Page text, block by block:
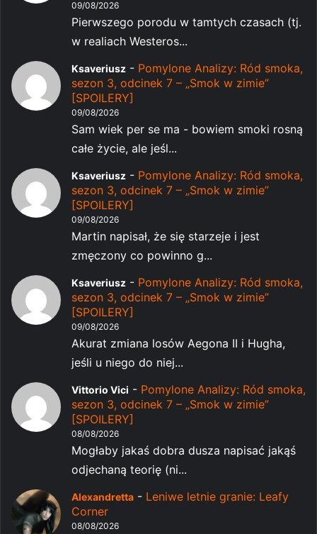
09/08/2026
Pierwszego porodu w tamtych czasach (tj.
w realiach Westeros...
Ksaveriusz - Pomylone Analizy: Ród smoka,
sezon 3, odcinek 7 – „Smok w zimie”
[SPOILERY]
09/08/2026
Sam wiek per se ma - bowiem smoki rosną
całe życie, ale jeśl...
Ksaveriusz - Pomylone Analizy: Ród smoka,
sezon 3, odcinek 7 – „Smok w zimie”
[SPOILERY]
09/08/2026
Martin napisał, że się starzeje i jest
zmęczony co powinno g...
Ksaveriusz - Pomylone Analizy: Ród smoka,
sezon 3, odcinek 7 – „Smok w zimie”
[SPOILERY]
09/08/2026
Akurat zmiana losów Aegona II i Hugha,
jeśli u niego do niej...
Vittorio Vici - Pomylone Analizy: Ród smoka,
sezon 3, odcinek 7 – „Smok w zimie”
[SPOILERY]
08/08/2026
Mogłaby jakaś dobra dusza napisać jakąś
odjechaną teorię (ni...
Alexandretta - Leniwe letnie granie: Leafy
Corner
08/08/2026